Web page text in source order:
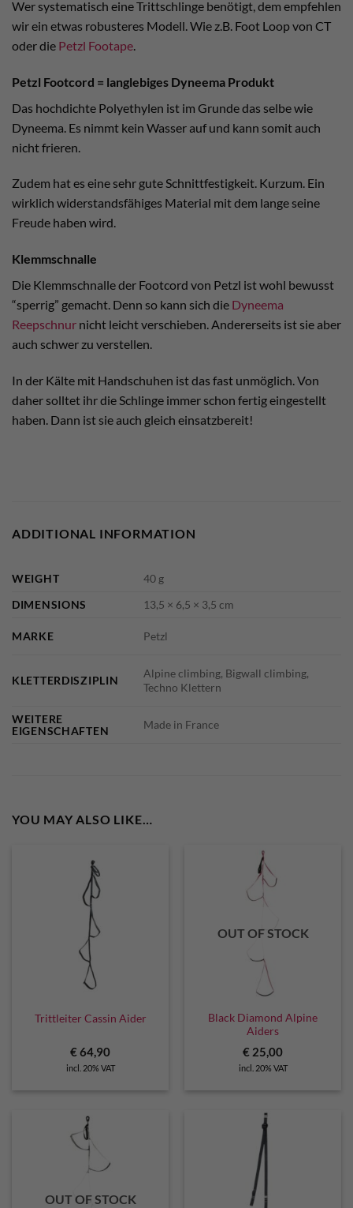
Wer systematisch eine Trittschlinge benötigt, dem empfehlen
wir ein etwas robusteres Modell. Wie z.B. Foot Loop von CT
oder die Petzl Footape.
Petzl Footcord = langlebiges Dyneema Produkt
Das hochdichte Polyethylen ist im Grunde das selbe wie
Dyneema. Es nimmt kein Wasser auf und kann somit auch
nicht frieren.
Zudem hat es eine sehr gute Schnittfestigkeit. Kurzum. Ein
wirklich widerstandsfähiges Material mit dem lange seine
Freude haben wird.
Klemmschnalle
Die Klemmschnalle der Footcord von Petzl ist wohl bewusst
“sperrig” gemacht. Denn so kann sich die Dyneema
Reepschnur nicht leicht verschieben. Andererseits ist sie aber
auch schwer zu verstellen.
In der Kälte mit Handschuhen ist das fast unmöglich. Von
daher solltet ihr die Schlinge immer schon fertig eingestellt
haben. Dann ist sie auch gleich einsatzbereit!
ADDITIONAL INFORMATION
WEIGHT
40 g
DIMENSIONS
13,5 × 6,5 × 3,5 cm
MARKE Petzl
KLETTERDISZIPLIN
Alpine climbing, Bigwall climbing,
Techno Klettern
WEITERE
EIGENSCHAFTEN
Made in France
YOU MAY ALSO LIKE…
Trittleiter Cassin Aider
€64,90
incl. 20% VAT
OUT OF STOCK
Black Diamond Alpine
Aiders
€ 25,00
incl. 20% VAT
OUT OF STOCK